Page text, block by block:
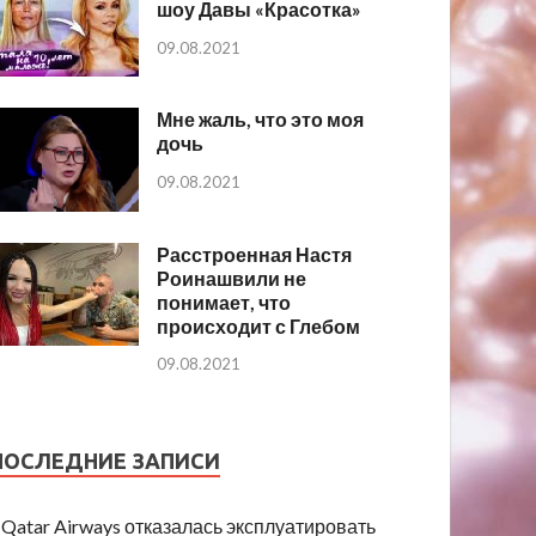
шоу Давы «Красотка»
09.08.2021
Мне жаль, что это моя
дочь
09.08.2021
Расстроенная Настя
Роинашвили не
понимает, что
происходит с Глебом
09.08.2021
ЗАПИСИ
Qatar Airways отказалась эксплуатировать